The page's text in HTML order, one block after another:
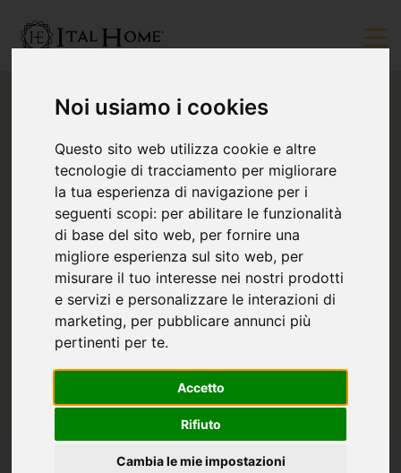
Noi usiamo i cookies
Questo sito web utilizza cookie e altre
tecnologie di tracciamento per migliorare
la tua esperienza di navigazione per i
seguenti scopi: per abilitare le funzionalità
di base del sito web, per fornire una
migliore esperienza sul sito web, per
misurare il tuo interesse nei nostri prodotti
e servizi e personalizzare le interazioni di
marketing, per pubblicare annunci più
pertinenti per te.
Accetto
Rifiuto
Cambia le mie impostazioni